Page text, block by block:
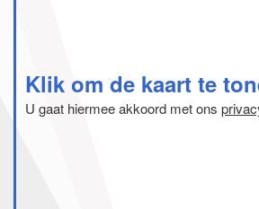
Klik om de kaart te
U gaat hiermee akkoord met ons